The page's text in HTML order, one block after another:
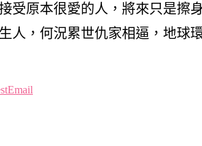
受原本很愛的人，將來只是擦
人，何況累世仇家相逼，地球
Email